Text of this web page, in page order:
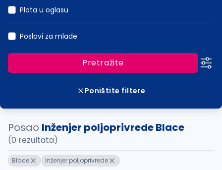
Plata u oglasu
Poslovi za mlade
Pretražite
Poništite filtere
Posao Inženjer poljoprivrede Blace
(0 rezultata)
Blace Inženjer poljoprivrede